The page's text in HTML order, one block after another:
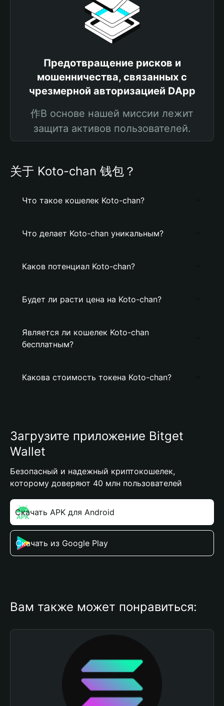
Предотвращение рисков и
мошенничества, связанных с
чрезмерной авторизацией DApp
作В основе нашей миссии лежит
защита активов пользователей.
关于 Koto-chan 钱包？
Что такое кошелек Koto-chan?
Что делает Koto-chan уникальным?
Каков потенциал Koto-chan?
Будет ли расти цена на Koto-chan?
Является ли кошелек Koto-chan
бесплатным?
Какова стоимость токена Koto-chan?
Загрузите приложение Bitget
Wallet
Безопасный и надежный криптокошелек,
которому доверяют 40 млн пользователей
Скачать APK для Android
Скачать из Google Play
Вам также может понравиться: